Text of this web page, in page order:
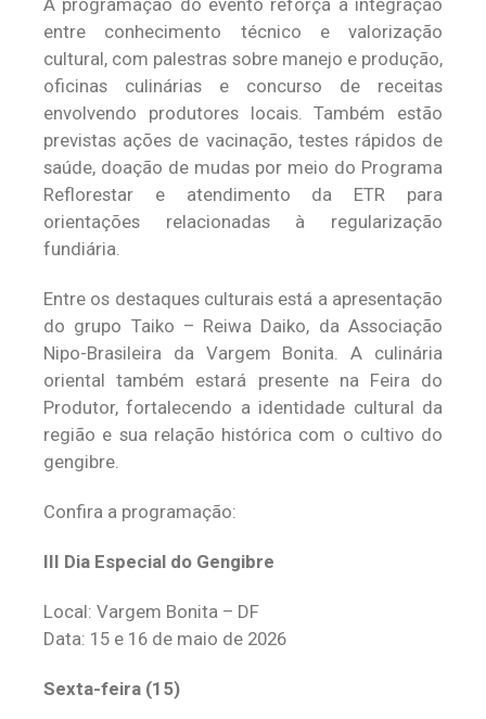
entre conhecimento técnico e valorização
cultural, com palestras sobre manejo e produção,
oficinas culinárias e concurso de receitas
envolvendo produtores locais. Também estão
previstas ações de vacinação, testes rápidos de
saúde, doação de mudas por meio do Programa
Reflorestar e atendimento da ETR para
orientações relacionadas à regularização
fundiária.
Entre os destaques culturais está a apresentação
do grupo Taiko – Reiwa Daiko, da Associação
Nipo-Brasileira da Vargem Bonita. A culinária
oriental também estará presente na Feira do
Produtor, fortalecendo a identidade cultural da
região e sua relação histórica com o cultivo do
gengibre.
Confira a programação:
III Dia Especial do Gengibre
Local: Vargem Bonita – DF
Data: 15 e 16 de maio de 2026
Sexta-feira (15)